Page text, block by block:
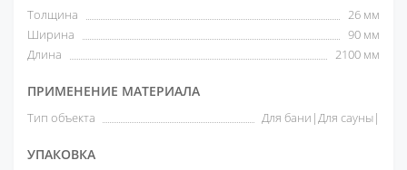
Толщина
26 мм
Ширина
90 мм
Длина
2100 мм
ПРИМЕНЕНИЕ МАТЕРИАЛА
Тип объекта Для бани|Для сауны|
УПАКОВКА